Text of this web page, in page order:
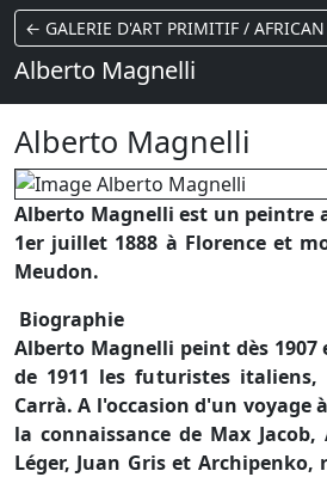
← GALERIE D'ART PRIMITIF / AFRICAN
Alberto Magnelli
Alberto Magnelli
Alberto Magnelli est un peintre
1er juillet 1888 à Florence et
Meudon.
Biographie
Alberto Magnelli peint dès
de 1911 les futuristes
Carrà. A l'occasion d'un voyage
la connaissance de Max
Léger, Juan Gris et